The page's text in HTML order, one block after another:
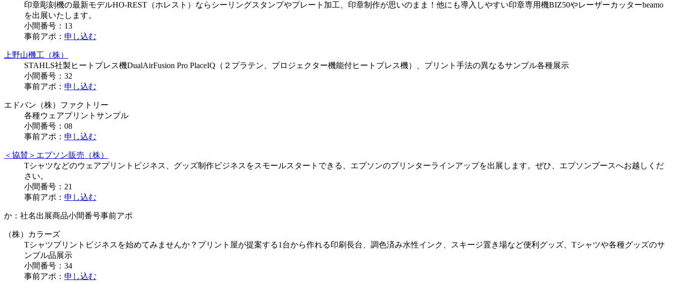
印章彫刻機の最新モデルHO-REST（ホレスト）ならシーリングスタンプやプレート加工、印章制作が思いのまま！他にも導入しやすい印章専用機BIZ50やレーザーカッターbeamo
を出展いたします。
小間番号： 13
事前アポ： 申し込む
上野山機工（株）
STAHLS社製ヒートプレス機DualAirFusion Pro PlaceIQ（２プラテン、プロジェクター機能付ヒートプレス機）、プリント手法の異なるサンプル各種展示
小間番号： 32
事前アポ： 申し込む
エドバン（株）ファクトリー
各種ウェアプリントサンプル
小間番号： 08
事前アポ： 申し込む
＜協賛＞エプソン販売（株）
Tシャツなどのウェアプリントビジネス、グッズ制作ビジネスをスモールスタートできる、エプソンのプリンターラインアップを出展します。ぜひ、エプソンブースへお越しくだ
さい。
小間番号： 21
事前アポ： 申し込む
か： 社名出展商品小間番号事前アポ
（株）カラーズ
Tシャツプリントビジネスを始めてみませんか？プリント屋が提案する1台から作れる印刷長台、調色済み水性インク、スキージ置き場など便利グッズ、Tシャツや各種グッズのサ
ンプル品展示
小間番号： 34
事前アポ： 申し込む